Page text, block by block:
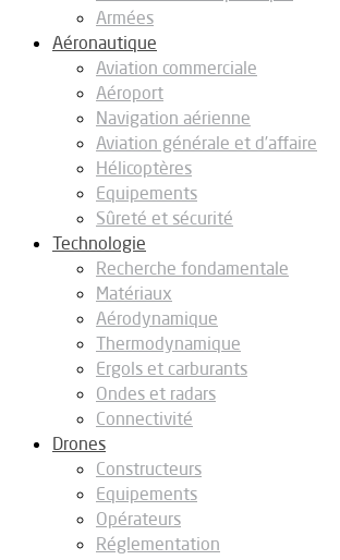
Armées
Aéronautique
Aviation commerciale
Aéroport
Navigation aérienne
Aviation générale et d’affaire
Hélicoptères
Equipements
Sûreté et sécurité
Technologie
Recherche fondamentale
Matériaux
Aérodynamique
Thermodynamique
Ergols et carburants
Ondes et radars
Connectivité
Drones
Constructeurs
Equipements
Opérateurs
Réglementation